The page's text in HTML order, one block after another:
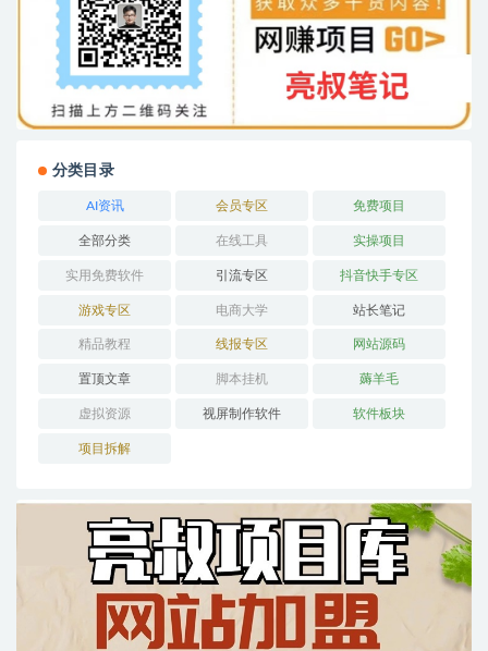
分类目录
AI资讯 会员专区 免费项目
全部分类 在线工具 实操项目
实用免费软件 引流专区 抖音快手专区
游戏专区 电商大学 站长笔记
精品教程 线报专区 网站源码
置顶文章 脚本挂机 薅羊毛
虚拟资源 视屏制作软件 软件板块
项目拆解